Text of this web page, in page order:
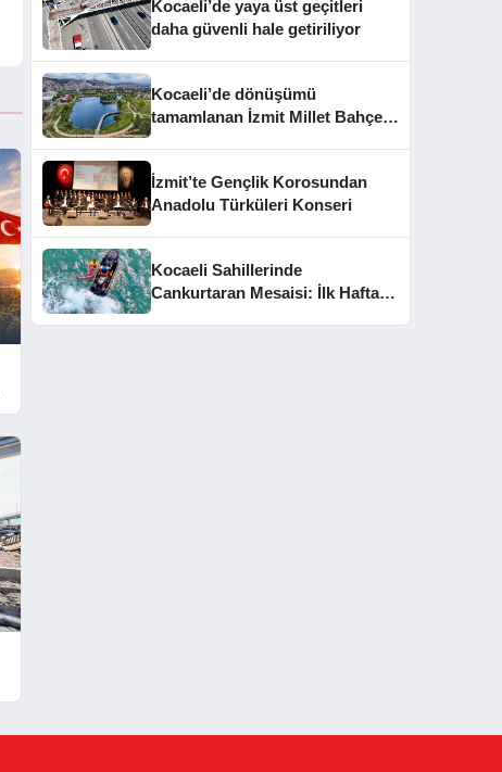
Kocaeli’de yaya üst geçitleri
daha güvenli hale getiriliyor
Kocaeli’de dönüşümü
tamamlanan İzmit Millet Bahçesi
İzmit’te Gençlik Korosundan
Anadolu Türküleri Konseri
Kocaeli Sahillerinde
Cankurtaran Mesaisi: İlk Haftada